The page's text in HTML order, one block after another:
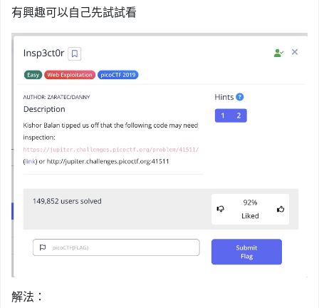
有興趣可以自己先試試看
解法：